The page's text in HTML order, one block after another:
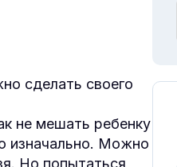
сделать своего
не мешать ребенку
изначально. Можно
Но попытаться